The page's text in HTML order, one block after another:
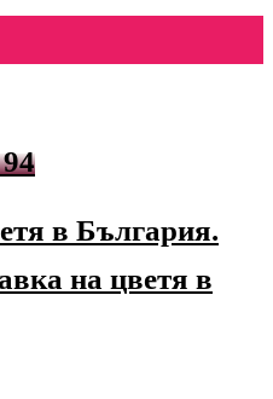
в България.
на цветя в